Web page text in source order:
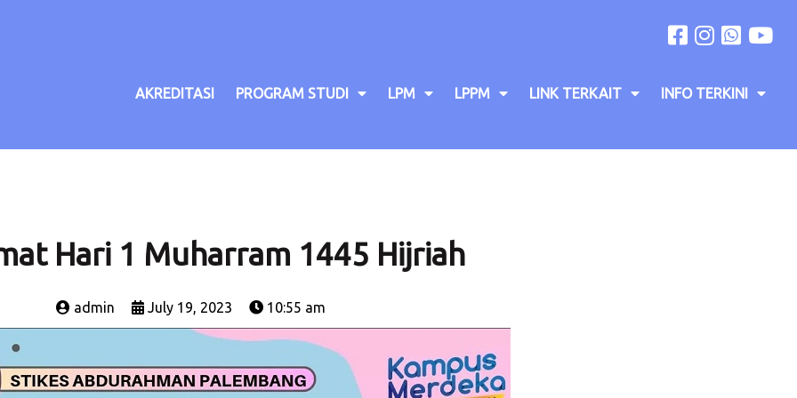
AKREDITASI PROGRAM STUDI LPM LPPM LINK TERKAIT INFO TERKINI
Hari 1 Muharram 1445 Hijriah
admin July 19, 2023 10:55 am